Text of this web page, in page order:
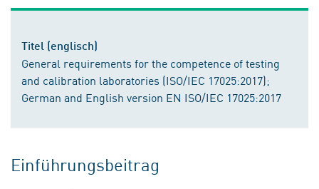
Titel (englisch)
General requirements for the competence of testing
and calibration laboratories (ISO/IEC 17025:2017);
German and English version EN ISO/IEC 17025:2017
Einführungsbeitrag